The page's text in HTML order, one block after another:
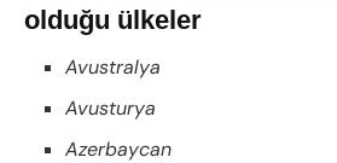
olduğu ülkeler
Avustralya
Avusturya
Azerbaycan